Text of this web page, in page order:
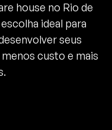
house no Rio de
ideal para
seus
custo e mais